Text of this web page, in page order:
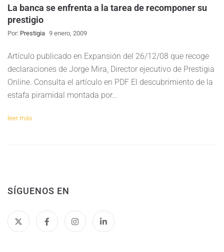
La banca se enfrenta a la tarea de recomponer su
prestigio
Por: Prestigia 9 enero, 2009
Artículo publicado en Expansión del 26/12/08 que recoge
declaraciones de Jorge Mira, Director ejecutivo de Prestigia
Online. Consulta el artículo en PDF El descubrimiento de la
estafa piramidal montada por…
leer más
SÍGUENOS EN